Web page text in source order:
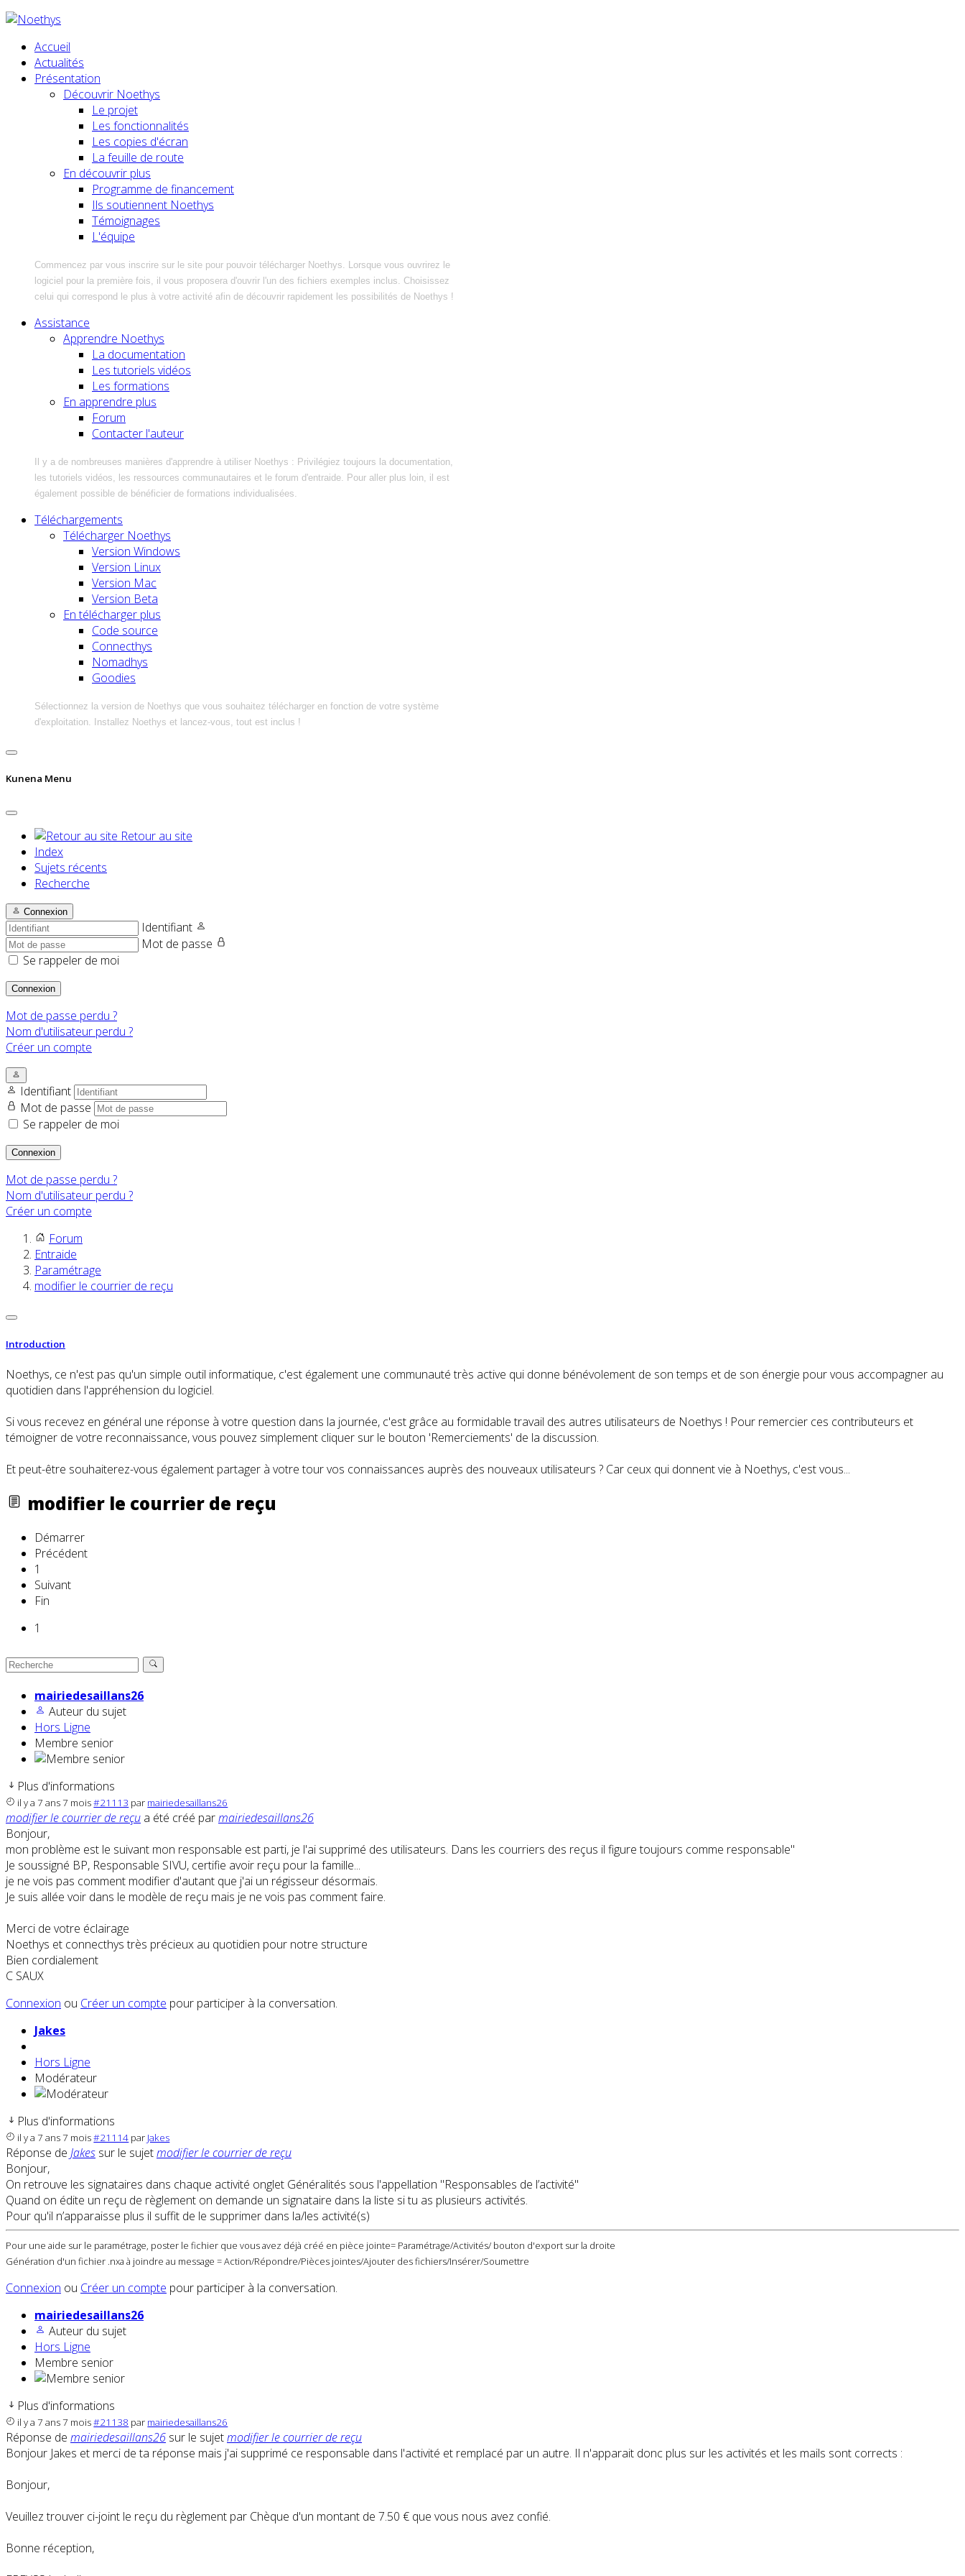
Accueil
Actualités
Présentation
Découvrir Noethys
Le projet
Les fonctionnalités
Les copies d'écran
La feuille de route
En découvrir plus
Programme de financement
Ils soutiennent Noethys
Témoignages
L'équipe
Commencez par vous inscrire sur le site pour pouvoir télécharger Noethys. Lorsque vous ouvrirez le
logiciel pour la première fois, il vous proposera d'ouvrir l'un des fichiers exemples inclus. Choisissez
celui qui correspond le plus à votre activité afin de découvrir rapidement les possibilités de Noethys !
Assistance
Apprendre Noethys
La documentation
Les tutoriels vidéos
Les formations
En apprendre plus
Forum
Contacter l'auteur
Il y a de nombreuses manières d'apprendre à utiliser Noethys : Privilégiez toujours la documentation,
les tutoriels vidéos, les ressources communautaires et le forum d'entraide. Pour aller plus loin, il est
également possible de bénéficier de formations individualisées.
Téléchargements
Télécharger Noethys
Version Windows
Version Linux
Version Mac
Version Beta
En télécharger plus
Code source
Connecthys
Nomadhys
Goodies
Sélectionnez la version de Noethys que vous souhaitez télécharger en fonction de votre système
d'exploitation. Installez Noethys et lancez-vous, tout est inclus !
Kunena Menu
Retour au site
Index
Sujets récents
Recherche
Connexion
Identifiant
Mot de passe
Se rappeler de moi
Connexion
Mot de passe perdu ?
Nom d'utilisateur perdu ?
Créer un compte
Identifiant
Mot de passe
Se rappeler de moi
Connexion
Mot de passe perdu ?
Nom d'utilisateur perdu ?
Créer un compte
Forum
Entraide
Paramétrage
modifier le courrier de reçu
Introduction
Noethys, ce n'est pas qu'un simple outil informatique, c'est également une communauté très active qui donne bénévolement de son temps et de son énergie pour vous accompagner au
quotidien dans l'appréhension du logiciel.
Si vous recevez en général une réponse à votre question dans la journée, c'est grâce au formidable travail des autres utilisateurs de Noethys ! Pour remercier ces contributeurs et
témoigner de votre reconnaissance, vous pouvez simplement cliquer sur le bouton 'Remerciements' de la discussion.
Et peut-être souhaiterez-vous également partager à votre tour vos connaissances auprès des nouveaux utilisateurs ? Car ceux qui donnent vie à Noethys, c'est vous...
modifier le courrier de reçu
Démarrer
Précédent
1
Suivant
Fin
1
mairiedesaillans26
Auteur du sujet
Hors Ligne
Membre senior
Plus d'informations
il y a 7 ans 7 mois#21113 par mairiedesaillans26
modifier le courrier de reçu a été créé parmairiedesaillans26
Bonjour,
mon problème est le suivant mon responsable est parti, je l'ai supprimé des utilisateurs. Dans les courriers des reçus il figure toujours comme responsable"
Je soussigné BP, Responsable SIVU, certifie avoir reçu pour la famille...
je ne vois pas comment modifier d'autant que j'ai un régisseur désormais.
Je suis allée voir dans le modèle de reçu mais je ne vois pas comment faire.
Merci de votre éclairage
Noethys et connecthys très précieux au quotidien pour notre structure
Bien cordialement
C SAUX
Connexion ou Créer un compte pour participer à la conversation.
Jakes
Hors Ligne
Modérateur
Plus d'informations
il y a 7 ans 7 mois#21114 par Jakes
Réponse de Jakes sur le sujetmodifier le courrier de reçu
Bonjour,
On retrouve les signataires dans chaque activité onglet Généralités sous l'appellation "Responsables de l’activité"
Quand on édite un reçu de règlement on demande un signataire dans la liste si tu as plusieurs activités.
Pour qu'il n’apparaisse plus il suffit de le supprimer dans la/les activité(s)
Pour une aide sur le paramétrage, poster le fichier que vous avez déjà créé en pièce jointe= Paramétrage/Activités/ bouton d'export sur la droite
Génération d'un fichier .nxa à joindre au message = Action/Répondre/Pièces jointes/Ajouter des fichiers/Insérer/Soumettre
Connexion ou Créer un compte pour participer à la conversation.
mairiedesaillans26
Auteur du sujet
Hors Ligne
Membre senior
Plus d'informations
il y a 7 ans 7 mois#21138 par mairiedesaillans26
Réponse de mairiedesaillans26 sur le sujetmodifier le courrier de reçu
Bonjour Jakes et merci de ta réponse mais j'ai supprimé ce responsable dans l'activité et remplacé par un autre. Il n'apparait donc plus sur les activités et les mails sont corrects :
Bonjour,
Veuillez trouver ci-joint le reçu du règlement par Chèque d'un montant de 7.50 € que vous nous avez confié.
Bonne réception,